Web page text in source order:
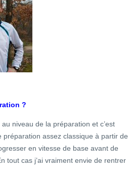
?
niveau de la préparation et c’est
préparation assez classique à partir de
en vitesse de base avant de
tout cas j’ai vraiment envie de rentrer